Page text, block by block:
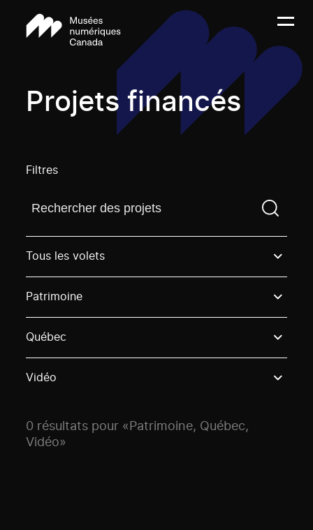
Projets financés
Filtres
Trouvez un projetVous devez saisir un terme de
Tous les volets
Patrimoine
Québec
Vidéo
0 résultats pour «Patrimoine, Québec,
Vidéo»